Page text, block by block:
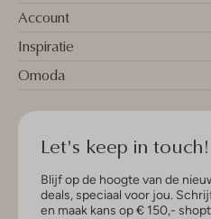
Account
Inspiratie
Omoda
Let's keep in touch!
Blijf op de hoogte van de
deals, speciaal voor jou.
en maak kans op € 150,-